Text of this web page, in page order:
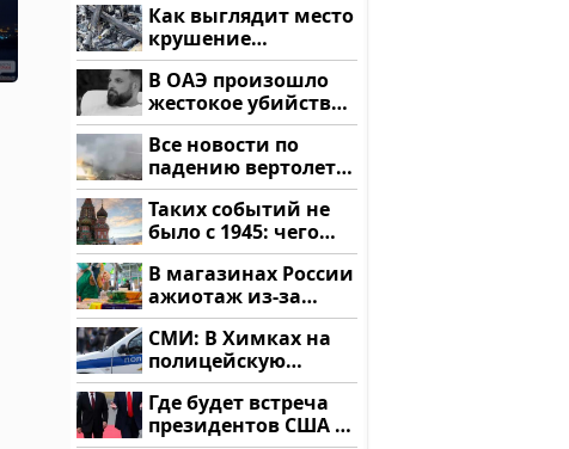
Как выглядит место
крушение
вертолета на
Кавказе: смотреть
В ОАЭ произошло
жестокое убийство
криптомиллионера
Все новости по
падению вертолета
на Кавказе: читать
здесь
Таких событий не
было с 1945: чего
ждать всем нам?
В магазинах России
ажиотаж из-за
этого продукта: что
купить?
СМИ: В Химках на
полицейскую
машину напали и
подожгли.
Где будет встреча
президентов США и